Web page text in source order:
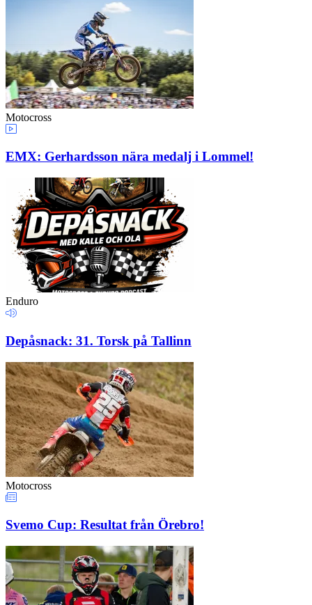
Motocross
EMX: Gerhardsson nära medalj i Lommel!
Enduro
Depåsnack: 31. Torsk på Tallinn
Motocross
Svemo Cup: Resultat från Örebro!